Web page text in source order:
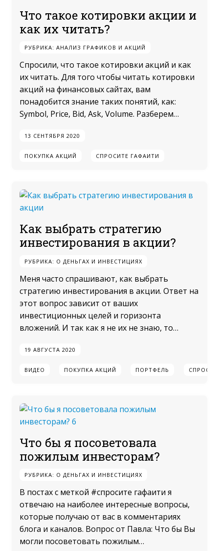
Что такое котировки акции и
как их читать?
РУБРИКА: АНАЛИЗ ГРАФИКОВ И АКЦИЙ
Спросили, что такое котировки акций и как
их читать. Для того чтобы читать котировки
акций на финансовых сайтах, вам
понадобится знание таких понятий, как:
Symbol, Price, Bid, Ask, Volume. Разберем…
13 СЕНТЯБРЯ 2020
ПОКУПКА АКЦИЙ СПРОСИТЕ ГАФАИТИ
Как выбрать стратегию
инвестирования в акции?
РУБРИКА: О ДЕНЬГАХ И ИНВЕСТИЦИЯХ
Меня часто спрашивают, как выбрать
стратегию инвестирования в акции. Ответ на
этот вопрос зависит от ваших
инвестиционных целей и горизонта
вложений. И так как я не их не знаю, то…
19 АВГУСТА 2020
ВИДЕО ПОКУПКА АКЦИЙ ПОРТФЕЛЬ
Что бы я посоветовала
пожилым инвесторам?
РУБРИКА: О ДЕНЬГАХ И ИНВЕСТИЦИЯХ
В постах с меткой #спросите гафаити я
отвечаю на наиболее интересные вопросы,
которые получаю от вас в комментариях
блога и каналов. Вопрос от Павла: Что бы Вы
могли посоветовать пожилым…